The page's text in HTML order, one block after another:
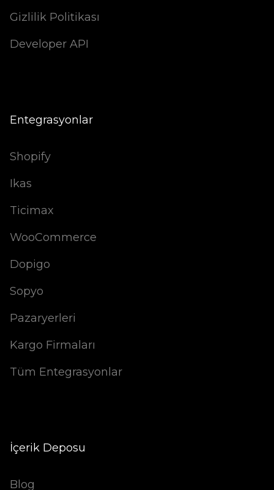
Gizlilik Politikası
Developer API
Entegrasyonlar
Shopify
Ikas
Ticimax
WooCommerce
Dopigo
Sopyo
Pazaryerleri
Kargo Firmaları
Tüm Entegrasyonlar
İçerik Deposu
Blog